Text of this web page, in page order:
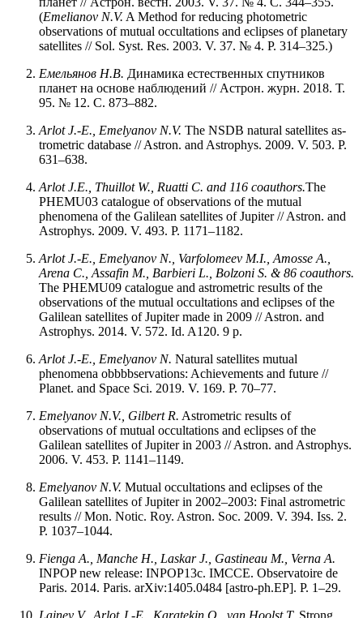
(Emelianov N.V. A Method for reducing photometric
observations of mutual occultations and eclipses of planetary
satellites // Sol. Syst. Res. 2003. V. 37. № 4. P. 314–325.)
Емельянов Н.В. Динамика естественных спутников
планет на основе наблюдений // Астрон. журн. 2018. Т.
95. № 12. С. 873–882.
Arlot J.-E., Emelyanov N.V. The NSDB natural satellites as-
trometric database // Astron. and Astrophys. 2009. V. 503. P.
631–638.
Arlot J.E., Thuillot W., Ruatti C. and 116 coauthors.The
PHEMU03 catalogue of observations of the mutual
phenomena of the Galilean satellites of Jupiter // Astron. and
Astrophys. 2009. V. 493. P. 1171–1182.
Arlot J.-E., Emelyanov N., Varfolomeev M.I., Amosse A.,
Arena C., Assafin M., Barbieri L., Bolzoni S. & 86 coauthors.
The PHEMU09 catalogue and astrometric results of the
observations of the mutual occultations and eclipses of the
Galilean satellites of Jupiter made in 2009 // Astron. and
Astrophys. 2014. V. 572. Id. A120. 9 p.
Arlot J.-E., Emelyanov N. Natural satellites mutual
phenomena obbbbservations: Achievements and future //
Planet. and Space Sci. 2019. V. 169. P. 70–77.
Emelyanov N.V., Gilbert R. Astrometric results of
observations of mutual occultations and eclipses of the
Galilean satellites of Jupiter in 2003 // Astron. and Astrophys.
2006. V. 453. P. 1141–1149.
Emelyanov N.V. Mutual occultations and eclipses of the
Galilean satellites of Jupiter in 2002–2003: Final astrometric
results // Mon. Notic. Roy. Astron. Soc. 2009. V. 394. Iss. 2.
P. 1037–1044.
Fienga A., Manche H., Laskar J., Gastineau M., Verna A.
INPOP new release: INPOP13c. IMCCE. Observatoire de
Paris. 2014. Paris. arXiv:1405.0484 [astro-ph.EP]. P. 1–29.
Lainey V., Arlot J.-E., Karatekin O., van Hoolst T. Strong